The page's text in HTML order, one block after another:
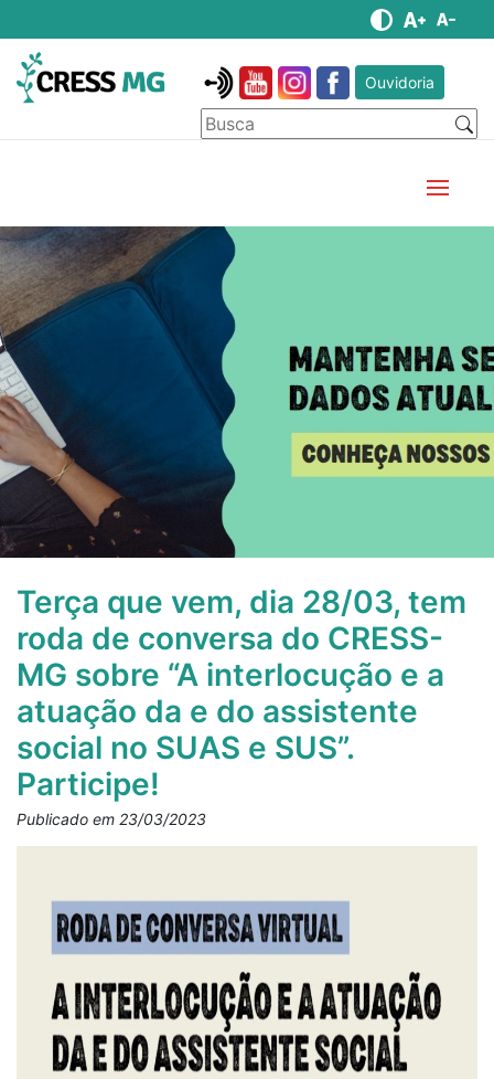
Ouvidoria
Terça que vem, dia 28/03, tem
roda de conversa do CRESS-
MG sobre “A interlocução e a
atuação da e do assistente
social no SUAS e SUS”.
Participe!
Publicado em 23/03/2023